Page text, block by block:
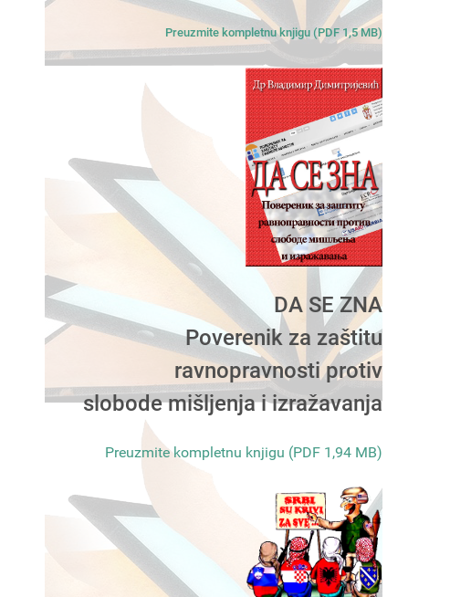
Preuzmite kompletnu knjigu (PDF 1,5 MB)
DA SE ZNA
Poverenik za zaštitu
ravnopravnosti protiv
slobode mišljenja i izražavanja
Preuzmite kompletnu knjigu (PDF 1,94 MB)